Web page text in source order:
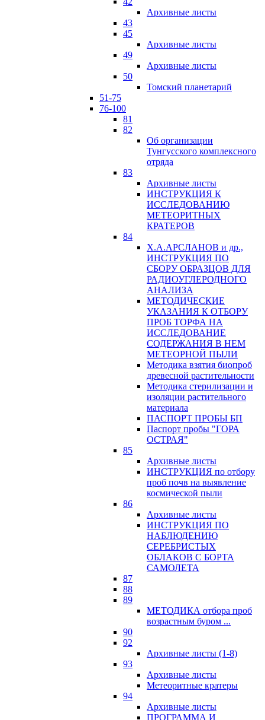
Архивные листы
43
45
Архивные листы
49
Архивные листы
50
Томский планетарий
51-75
76-100
81
82
Об организации
Тунгусского комплексного
отряда
83
Архивные листы
ИНСТРУКЦИЯ К
ИССЛЕДОВАНИЮ
МЕТЕОРИТНЫХ
КРАТЕРОВ
84
Х.А.АРСЛАНОВ и др.,
ИНСТРУКЦИЯ ПО
СБОРУ ОБРАЗЦОВ ДЛЯ
РАДИОУГЛЕРОДНОГО
АНАЛИЗА
МЕТОДИЧЕСКИЕ
УКАЗАНИЯ К ОТБОРУ
ПРОБ ТОРФА НА
ИССЛЕДОВАНИЕ
СОДЕРЖАНИЯ В НЕМ
МЕТЕОРНОЙ ПЫЛИ
Методика взятия биопроб
древесной растительности
Методика стерилизации и
изоляции растительного
материала
ПАСПОРТ ПРОБЫ БП
Паспорт пробы "ГОРА
ОСТРАЯ"
85
Архивные листы
ИНСТРУКЦИЯ по отбору
проб почв на выявление
космической пыли
86
Архивные листы
ИНСТРУКЦИЯ ПО
НАБЛЮДЕНИЮ
СЕРЕБРИСТЫХ
ОБЛАКОВ С БОРТА
САМОЛЕТА
87
88
89
МЕТОДИКА отбора проб
возрастным буром ...
90
92
Архивные листы (1-8)
93
Архивные листы
Метеоритные кратеры
94
Архивные листы
ПРОГРАММА И